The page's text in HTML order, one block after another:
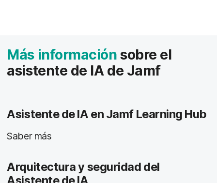
Más información sobre el
asistente de IA de Jamf
Asistente de IA en Jamf Learning Hub
Saber más
Arquitectura y seguridad del